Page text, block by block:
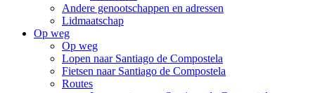
Andere genootschappen en adressen
Lidmaatschap
Op weg
Op weg
Lopen naar Santiago de Compostela
Fietsen naar Santiago de Compostela
Routes